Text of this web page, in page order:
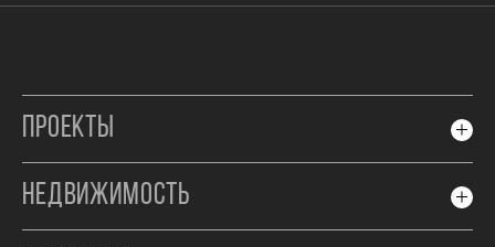
ПРОЕКТЫ
НЕДВИЖИМОСТЬ